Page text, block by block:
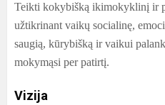
Teikti kokybišką ikimokyklinį ir
užtikrinant vaikų socialinę,
saugią, kūrybišką ir vaikui
mokymąsi per patirtį.
Vizija